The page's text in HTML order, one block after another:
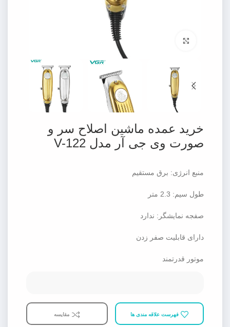
برای بزرگنمایی کلیک کنید
خرید عمده ماشین اصلاح سر و
صورت وی جی آر مدل V-122
منبع انرژی: برق مستقیم
طول سیم: 2.3 متر
صفجه نمایشگر: ندارد
دارای قابلیت صفر زدن
موتور قدرتمند
فهرست علاقه مندی ها مقایسه